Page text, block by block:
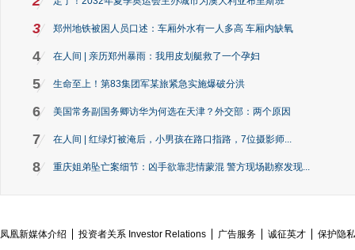
3 郑州地铁被困人员口述：车厢外水有一人多高 车厢内缺氧
4 在人间 | 亲历郑州暴雨：我用皮划艇救了一个孕妇
5 生命至上！第83集团军某旅紧急实施爆破分洪
6 美国常务副国务卿访华为何选在天津？外交部：两个原因
7 在人间 | 红绿灯被淹后，小男孩在路口指路，7位摄影师...
8 重庆姐弟坠亡案细节：凶手欲靠悲情蒙混 警方现场勘察发现...
凤凰新媒体介绍 投资者关系 Investor Relations 广告服务 诚征英才
保护隐